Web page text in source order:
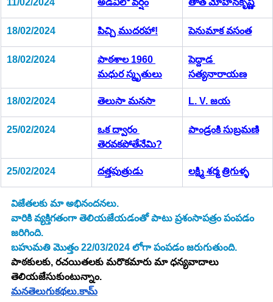
11/02/2024 అడవిలో వర్షం తాత మోహనకృష్ణ
18/02/2024 పిచ్చి ముదరహా! పెనుమాక వసంత
18/02/2024
పాఠశాల 1960
మధుర స్మృతులు
పెద్దాడ
సత్యనారాయణ
18/02/2024 తెలుసా మనసా L. V. జయ
25/02/2024
ఒక ద్వారం
తెరవకపోతేనేమి?
పాండ్రంకి సుబ్రమణి
25/02/2024 దత్తపుత్రుడు లక్ష్మి శర్మ త్రిగుళ్ళ
విజేతలకు మా అభినందనలు.
వారికి వ్యక్తిగతంగా తెలియజేయడంతో పాటు ప్రశంసాపత్రం పంపడం
జరిగింది.
బహుమతి మొత్తం 22/03/2024 లోగా పంపడం జరుగుతుంది.
పాఠకులకు, రచయితలకు మరొకమారు మా ధన్యవాదాలు
తెలియజేసుకుంటున్నాం.
మనతెలుగుకథలు.కామ్